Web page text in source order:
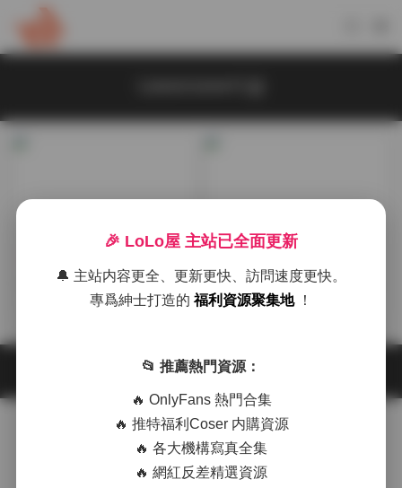
Leesnoww이설50套寫真合
集下載（24GB）
2026-02-01
Leesnoww이설寫真合集50
套打包下載 24GB資源
2025-11-27
🎉 LoLo屋 主站已全面更新
🔔 主站内容更全、更新更快、訪問速度更快。
專爲紳士打造的福利資源聚集地 ！
📂 推薦熱門資源：
🔥 OnlyFans 熱門合集
🔥 推特福利Coser 内購資源
🔥 各大機構寫真全集
🔥 網紅反差精選資源